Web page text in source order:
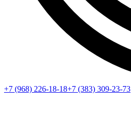
+7 (968) 226-18-18+7 (383) 309-23-73